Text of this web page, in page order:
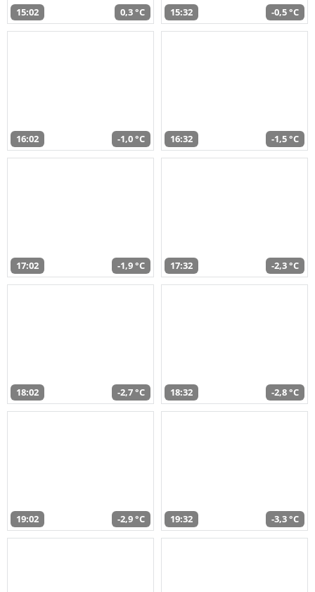
15:02 0,3 °C 15:32 -0,5 °C
16:02 -1,0 °C 16:32 -1,5 °C
17:02 -1,9 °C 17:32 -2,3 °C
18:02 -2,7 °C 18:32 -2,8 °C
19:02 -2,9 °C 19:32 -3,3 °C